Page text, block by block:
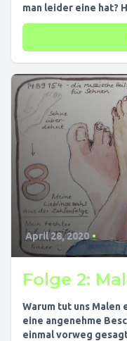
man leider eine hat?
April 28, 2020 •
Folge 2:
Warum tut uns Malen
eine angenehme
einmal vorweg